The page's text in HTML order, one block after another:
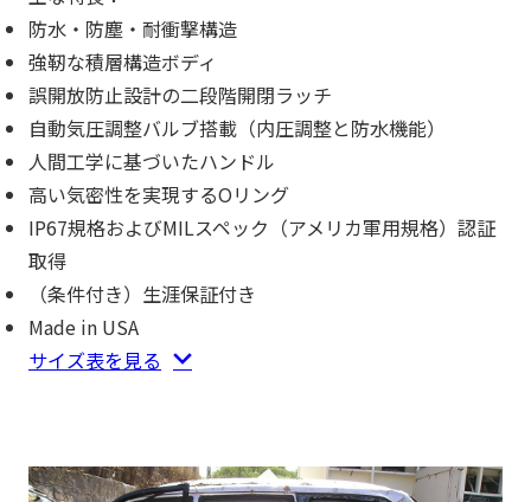
防水・防塵・耐衝撃構造
強靭な積層構造ボディ
誤開放防止設計の二段階開閉ラッチ
自動気圧調整バルブ搭載（内圧調整と防水機能）
人間工学に基づいたハンドル
高い気密性を実現するOリング
IP67規格およびMILスペック（アメリカ軍用規格）認証
取得
（条件付き）生涯保証付き
Made in USA
サイズ表を見る